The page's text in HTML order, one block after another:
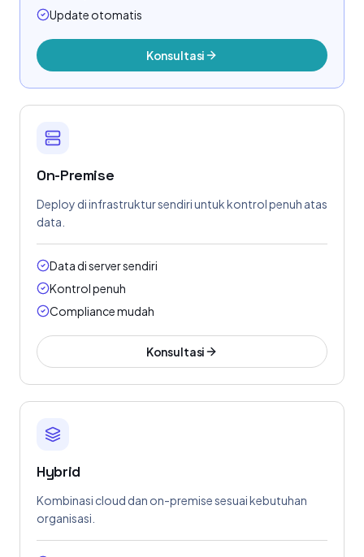
Update otomatis
Konsultasi
On-Premise
Deploy di infrastruktur sendiri untuk kontrol penuh atas
data.
Data di server sendiri
Kontrol penuh
Compliance mudah
Konsultasi
Hybrid
Kombinasi cloud dan on-premise sesuai kebutuhan
organisasi.